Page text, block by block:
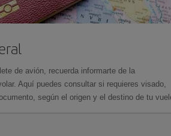
de avión, recuerda informarte de la
Aquí puedes consultar si requieres visado,
según el origen y el destino de tu